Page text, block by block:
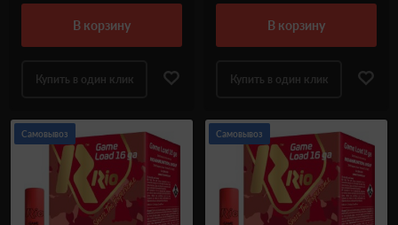
в корзину
Купить в один клик
в корзину
Купить в один клик
Самовывоз Самовывоз